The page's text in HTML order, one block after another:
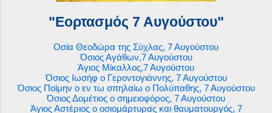
"Εορτασμός 7 Αυγούστου"
Οσία Θεοδώρα της Σύχλας, 7 Αυγούστου
Όσιος Αγάθων,7 Αυγούστου
Άγιος Μίκαλλος,7 Αυγούστου
Όσιος Ιωσήφ ο Γεροντογιάννης, 7 Αυγούστου
Όσιος Ποίμην ο εν τω σπηλαίω ο Πολύπαθης, 7 Αυγούστου
Όσιος Δομέτιος ο σημειοφόρος, 7 Αυγούστου
Άγιος Αστέριος ο οσιομάρτυρας και θαυματουργός, 7